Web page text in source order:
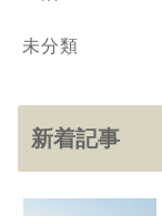
未分類
新着記事